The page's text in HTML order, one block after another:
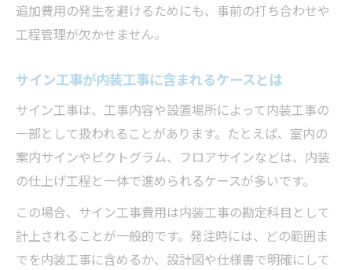
追加費用の発生を避けるためにも、事前の打ち合わせや
工程管理が欠かせません。
サイン工事が内装工事に含まれるケースとは
サイン工事は、工事内容や設置場所によって内装工事の
一部として扱われることがあります。たとえば、室内の
案内サインやピクトグラム、フロアサインなどは、内装
の仕上げ工程と一体で進められるケースが多いです。
この場合、サイン工事費用は内装工事の勘定科目として
計上されることが一般的です。発注時には、どの範囲ま
でを内装工事に含めるか、設計図や仕様書で明確にして